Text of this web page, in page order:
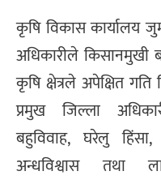
कृषि विकास कार्यालय
अधिकारीले
कृषि क्षेत्रले अपेक्षित
प्रमुख जिल्ला
बहुविवाह, घरेलु हिंसा,
अन्धविश्वास तथा